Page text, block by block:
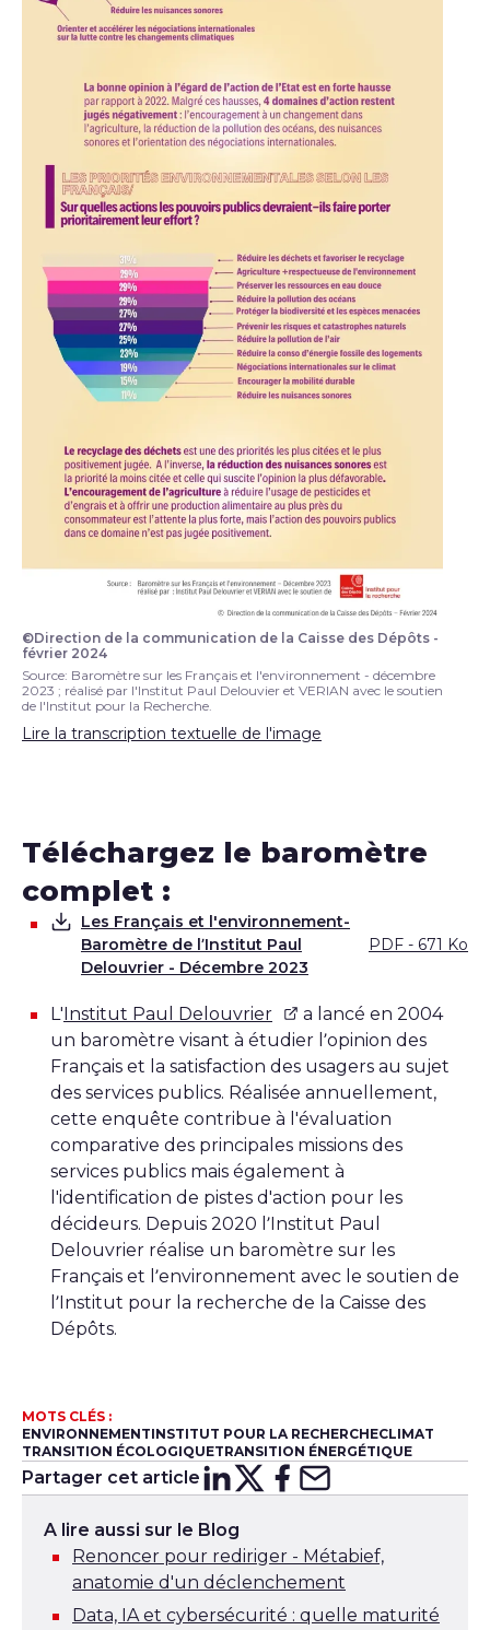
©Direction de la communication de la Caisse des Dépôts -
février 2024
Source: Baromètre sur les Français et l'environnement - décembre
2023 ; réalisé par l'Institut Paul Delouvier et VERIAN avec le soutien
de l'Institut pour la Recherche.
Lire la transcription textuelle de l'image
Téléchargez le baromètre
complet :
Télécharger
Les Français et l'environnement-
Baromètre de l’Institut Paul
Delouvrier - Décembre 2023
PDF - 671 Ko
L'Institut Paul Delouvrier
a lancé en 2004
un baromètre visant à étudier l’opinion des
Français et la satisfaction des usagers au sujet
des services publics. Réalisée annuellement,
cette enquête contribue à l'évaluation
comparative des principales missions des
services publics mais également à
l'identification de pistes d'action pour les
décideurs. Depuis 2020 l’Institut Paul
Delouvrier réalise un baromètre sur les
Français et l’environnement avec le soutien de
l’Institut pour la recherche de la Caisse des
Dépôts.
MOTS CLÉS :
ENVIRONNEMENTINSTITUT POUR LA RECHERCHECLIMAT
TRANSITION ÉCOLOGIQUETRANSITION ÉNERGÉTIQUE
Partager cet article Partager sur
Partager surX
Partager
Partager
A lire aussi sur le Blog
Renoncer pour rediriger - Métabief,
anatomie d'un déclenchement
Data, IA et cybersécurité : quelle maturité